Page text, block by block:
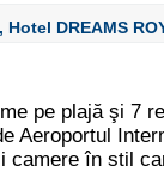
, Hotel DREAMS
pe plajă şi 7
Aeroportul
camere în stil